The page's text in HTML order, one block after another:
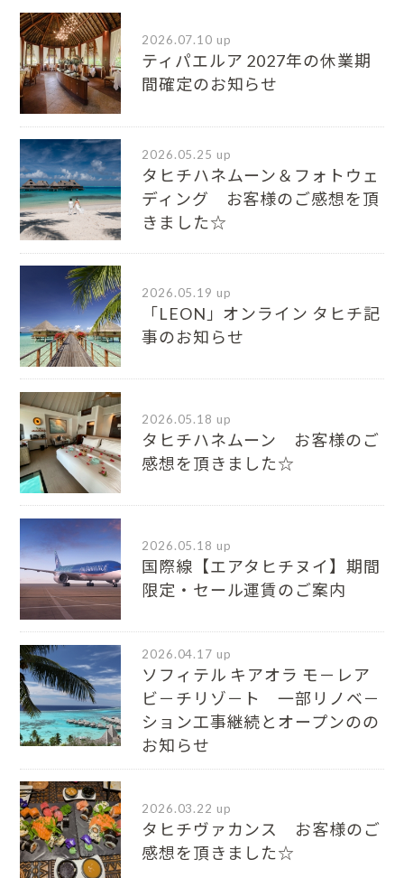
2026.07.10 up
ティパエルア 2027年の休業期
間確定のお知らせ
2026.05.25 up
タヒチハネムーン＆フォトウェ
ディング お客様のご感想を頂
きました☆
2026.05.19 up
「LEON」オンライン タヒチ記
事のお知らせ
2026.05.18 up
タヒチハネムーン お客様のご
感想を頂きました☆
2026.05.18 up
国際線【エアタヒチヌイ】期間
限定・セール運賃のご案内
2026.04.17 up
ソフィテル キアオラ モ－レア
ビ－チリゾ－ト 一部リノベ－
ション工事継続とオープンのの
お知らせ
2026.03.22 up
タヒチヴァカンス お客様のご
感想を頂きました☆